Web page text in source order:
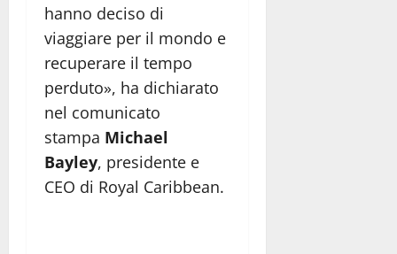
hanno deciso di
viaggiare per il mondo e
recuperare il tempo
perduto», ha dichiarato
nel comunicato
stampa Michael
Bayley, presidente e
CEO di Royal Caribbean.